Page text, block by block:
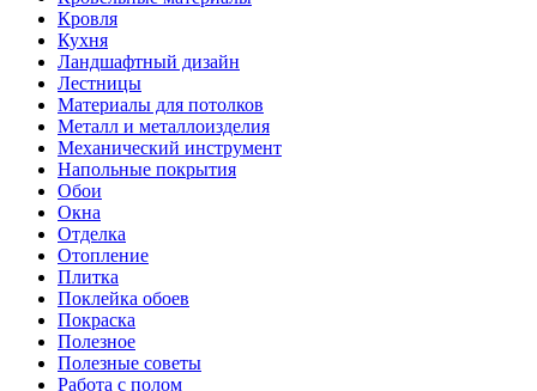
Кровля
Кухня
Ландшафтный дизайн
Лестницы
Материалы для потолков
Металл и металлоизделия
Механический инструмент
Напольные покрытия
Обои
Окна
Отделка
Отопление
Плитка
Поклейка обоев
Покраска
Полезное
Полезные советы
Работа с полом